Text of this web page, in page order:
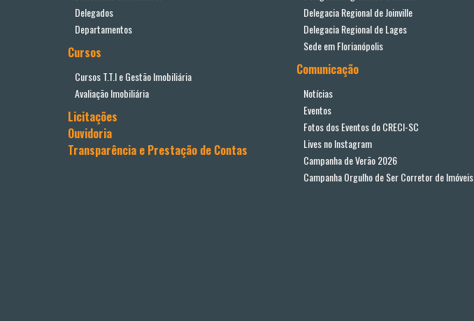
Delegados
Departamentos
Cursos
Cursos T.T.I e Gestão Imobiliária
Avaliação Imobiliária
Licitações
Ouvidoria
Transparência e Prestação de Contas
Delegacia Regional de Joinville
Delegacia Regional de Lages
Sede em Florianópolis
Comunicação
Notícias
Eventos
Fotos dos Eventos do CRECI-SC
Lives no Instagram
Campanha de Verão 2026
Campanha Orgulho de Ser Corretor de Imóveis